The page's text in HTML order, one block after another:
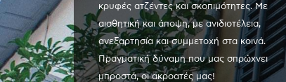
κρυφές ατζέντες και σκοπιμότητες. Με
αισθητική και άποψη, με ανιδιοτέλεια,
ανεξαρτησία και συμμετοχή στα κοινά.
Πραγματική δύναμη που μας σπρώχνει
μπροστά, οι ακροατές μας!